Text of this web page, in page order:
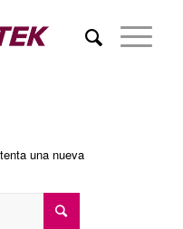
una nueva